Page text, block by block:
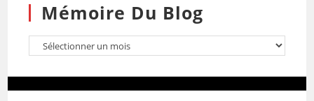
Mémoire Du Blog